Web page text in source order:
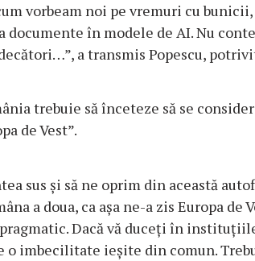
vorbeam noi pe vremuri cu
documente în modele de AI. Nu
a transmis Popescu,
trebuie să înceteze să se
de Vest”.
sus şi să ne oprim din această
a doua, ca aşa ne-a zis Europa de
Dacă vă duceţi în
imbecilitate ieşite din comun.